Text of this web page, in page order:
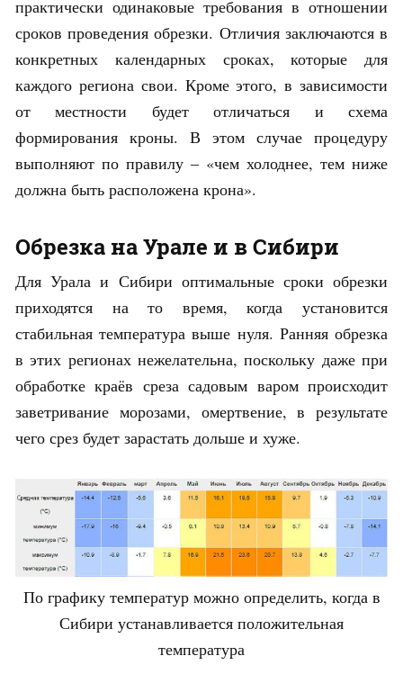
практически одинаковые требования в отношении
сроков проведения обрезки. Отличия заключаются в
конкретных календарных сроках, которые для
каждого региона свои. Кроме этого, в зависимости
от местности будет отличаться и схема
формирования кроны. В этом случае процедуру
выполняют по правилу – «чем холоднее, тем ниже
должна быть расположена крона».
Обрезка на Урале и в Сибири
Для Урала и Сибири оптимальные сроки обрезки
приходятся на то время, когда установится
стабильная температура выше нуля. Ранняя обрезка
в этих регионах нежелательна, поскольку даже при
обработке краёв среза садовым варом происходит
заветривание морозами, омертвение, в результате
чего срез будет зарастать дольше и хуже.
По графику температур можно определить, когда в
Сибири устанавливается положительная
температура